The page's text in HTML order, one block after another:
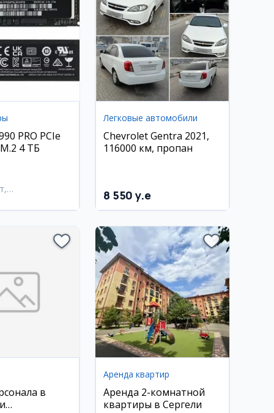
PRO PCIe
4 ТБ
Легковые автомобили
Chevrolet Gentra 2021,
116000 км, пропан
8 550 y.e
в
Аренда квартир
Аренда 2-комнатной
квартиры в Сергели